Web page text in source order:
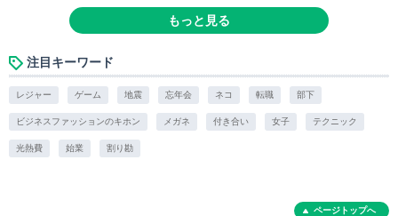
もっと見る
注目キーワード
レジャー ゲーム 地震 忘年会 ネコ 転職 部下
ビジネスファッションのキホン メガネ 付き合い 女子 テクニック
光熱費 始業 割り勘
ページトップへ